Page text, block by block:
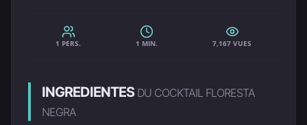
1 PERS. 1 MIN. 7,167 VUES
INGREDIENTES DU COCKTAIL FLORESTA
NEGRA